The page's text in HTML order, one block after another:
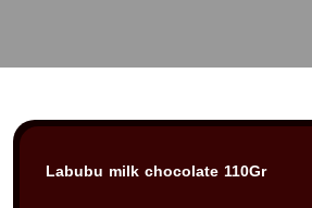
Labubu milk chocolate 110Gr